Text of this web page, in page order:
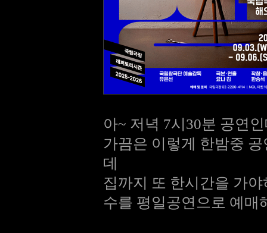
아~ 저녁 7시30분 공연
가끔은 이렇게 한밤중
데
집까지 또 한시간을 가
수를 평일공연으로 예매